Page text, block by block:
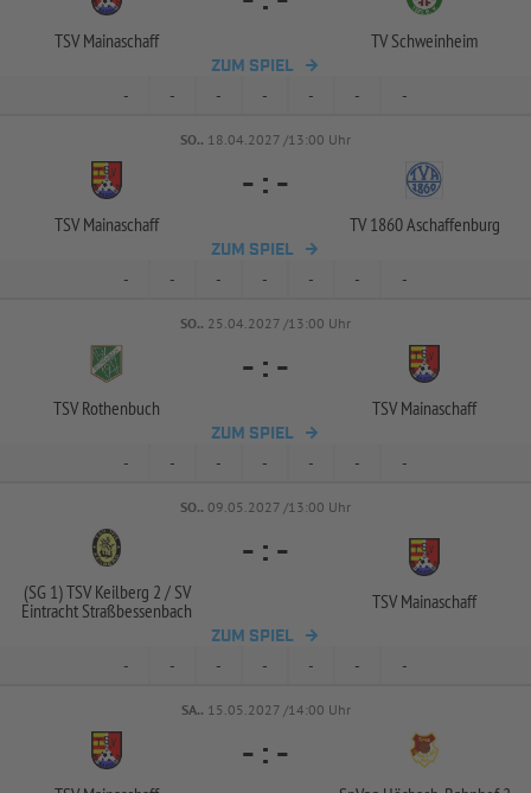
TSV Mainaschaff TV Schweinheim
ZUM SPIEL
- - - - - - -
SO.. 18.04.2027 /13:00 Uhr
TSV Mainaschaff
- : -
TV 1860 Aschaffenburg
ZUM SPIEL
- - - - - - -
SO.. 25.04.2027 /13:00 Uhr
TSV Rothenbuch
- : -
TSV Mainaschaff
ZUM SPIEL
- - - - - - -
SO.. 09.05.2027 /13:00 Uhr
(SG 1) TSV Keilberg 2 /SV
Eintracht Straßbessenbach
- : -
TSV Mainaschaff
ZUM SPIEL
- - - - - - -
SA.. 15.05.2027 /14:00 Uhr
- : -